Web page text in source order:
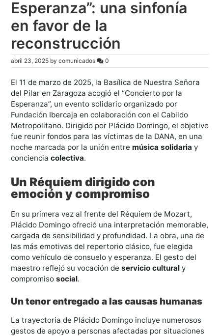
Esperanza”: una sinfonía
en favor de la
reconstrucción
abril 23, 2025 bycomunicados 0
El 11 de marzo de 2025, la Basílica de Nuestra Señora
del Pilar en Zaragoza acogió el “Concierto por la
Esperanza”, un evento solidario organizado por
Fundación Ibercaja en colaboración con el Cabildo
Metropolitano. Dirigido por Plácido Domingo, el objetivo
fue reunir fondos para las víctimas de la DANA, en una
noche marcada por la unión entre música solidaria y
concienciacolectiva.
Un Réquiem dirigido con
emoción y compromiso
En su primera vez al frente del Réquiem de Mozart,
Plácido Domingo ofreció una interpretación memorable,
cargada de sensibilidad y profundidad. La obra, una de
las más emotivas del repertorio clásico, fue elegida
como vehículo de consuelo y esperanza. El gesto del
maestro reflejó su vocación deservicio cultural y
compromisosocial.
Un tenor entregado a las causas humanas
La trayectoria de Plácido Domingo incluye numerosos
gestos de apoyo a personas afectadas por situaciones